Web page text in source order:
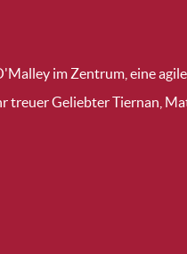
im Zentrum, eine
treuer Geliebter Tiernan,